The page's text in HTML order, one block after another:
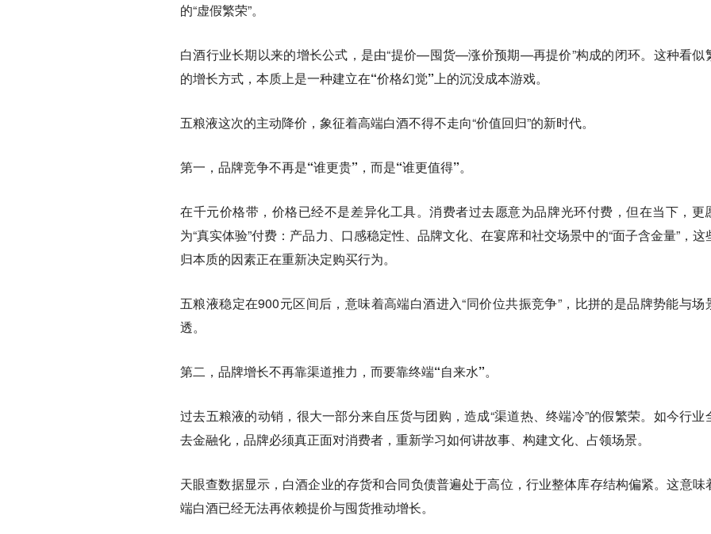
的“虚假繁荣”。
白酒行业长期以来的增长公式，是由“提价—囤货—涨价预期—再提价”构成的闭环。 这种看似
的增长方式，本质上是一种建立在“价格幻觉”上的沉没成本游戏。
五粮液这次的主动降价，象征着高端白酒不得不走向“价值回归”的新时代。
第一， 品牌竞争不再是“谁更贵”，而是“谁更值得”。
在千元价格带，价格已经不是差异化工具。消费者过去愿意为品牌光环付费，但在当下，更
为“真实体验”付费：产品力、口感稳定性、品牌文化、在宴席和社交场景中的“面子含金量”，这
归本质的因素正在重新决定购买行为。
五粮液稳定在900元区间后，意味着高端白酒进入“同价位共振竞争”，比拼的是品牌势能与场
透。
第二， 品牌增长不再靠渠道推力，而要靠终端“自来水”。
过去五粮液的动销，很大一部分来自压货与团购，造成“渠道热、终端冷”的假繁荣。 如今行业
去金融化，品牌必须真正面对消费者，重新学习如何讲故事、构建文化、占领场景。
天眼查数据显示，白酒企业的存货和合同负债普遍处于高位，行业整体库存结构偏紧。这意味
端白酒已经无法再依赖提价与囤货推动增长。